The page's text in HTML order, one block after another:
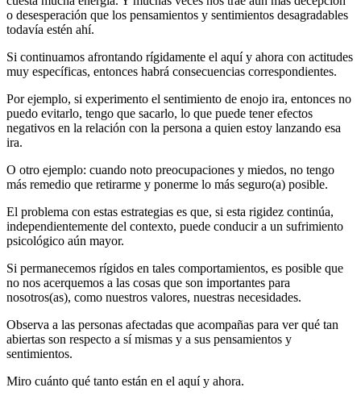
o desesperación que los pensamientos y sentimientos desagradables
todavía estén ahí.
Si continuamos afrontando rígidamente el aquí y ahora con actitudes
muy específicas, entonces habrá consecuencias correspondientes.
Por ejemplo, si experimento el sentimiento de enojo ira, entonces no
puedo evitarlo, tengo que sacarlo, lo que puede tener efectos
negativos en la relación con la persona a quien estoy lanzando esa
ira.
O otro ejemplo: cuando noto preocupaciones y miedos, no tengo
más remedio que retirarme y ponerme lo más seguro(a) posible.
El problema con estas estrategias es que, si esta rigidez continúa,
independientemente del contexto, puede conducir a un sufrimiento
psicológico aún mayor.
Si permanecemos rígidos en tales comportamientos, es posible que
no nos acerquemos a las cosas que son importantes para
nosotros(as), como nuestros valores, nuestras necesidades.
Observa a las personas afectadas que acompañas para ver qué tan
abiertas son respecto a sí mismas y a sus pensamientos y
sentimientos.
Miro cuánto qué tanto están en el aquí y ahora.